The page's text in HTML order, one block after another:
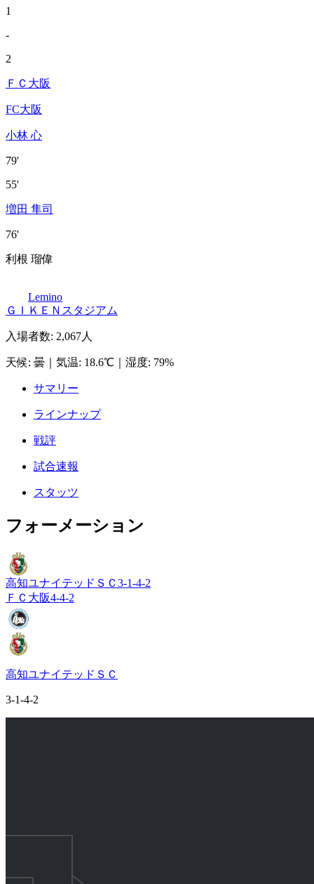
1
-
2
ＦＣ大阪
FC大阪
小林 心
79'
55'
増田 隼司
76'
利根 瑠偉
Lemino
ＧＩＫＥＮスタジアム
入場者数: 2,067人
天候: 曇 気温: 18.6℃ 湿度: 79%
サマリー
ラインナップ
戦評
試合速報
スタッツ
フォーメーション
高知ユナイテッドＳＣ 3-1-4-2
ＦＣ大阪4-4-2
高知ユナイテッドＳＣ
3-1-4-2